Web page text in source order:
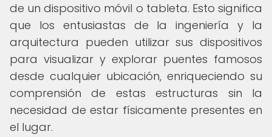
de un dispositivo móvil o tableta. Esto significa
que los entusiastas de la ingeniería y la
arquitectura pueden utilizar sus dispositivos
para visualizar y explorar puentes famosos
desde cualquier ubicación, enriqueciendo su
comprensión de estas estructuras sin la
necesidad de estar físicamente presentes en
el lugar.